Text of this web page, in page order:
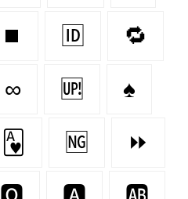
⏹ 🆔 🔁
∞ 🆙 ♠️
🂱 🆖 ⏩